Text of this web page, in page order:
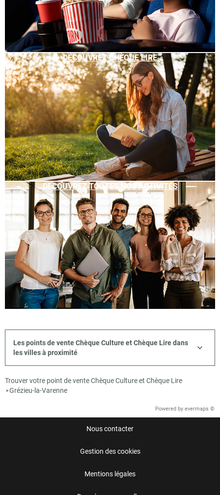
DÉCOUVREZ CHÈQUE LIRE
DÉCOUVREZ TOUTES NOS ACTIVITÉS
Les points de vente Chèque Culture et Chèque Lire dans
les villes à proximité
Trouver votre point de vente Chèque Culture et Chèque Lire
>Grézieu-la-Varenne
Powered by evermaps ©
Nous contacter
Gestion des cookies
Mentions légales